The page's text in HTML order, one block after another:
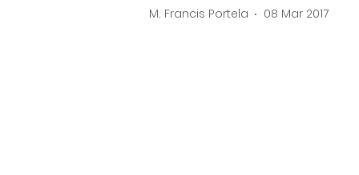
M. Francis Portela 08 Mar 2017